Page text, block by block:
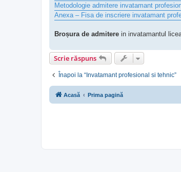
Metodologie admitere invatamant
Anexa – Fisa de inscriere invatamant
Broșura de admitere in invatamantul
Scrie răspuns
Înapoi la “Invatamant profesional si tehnic”
Acasă Prima pagină